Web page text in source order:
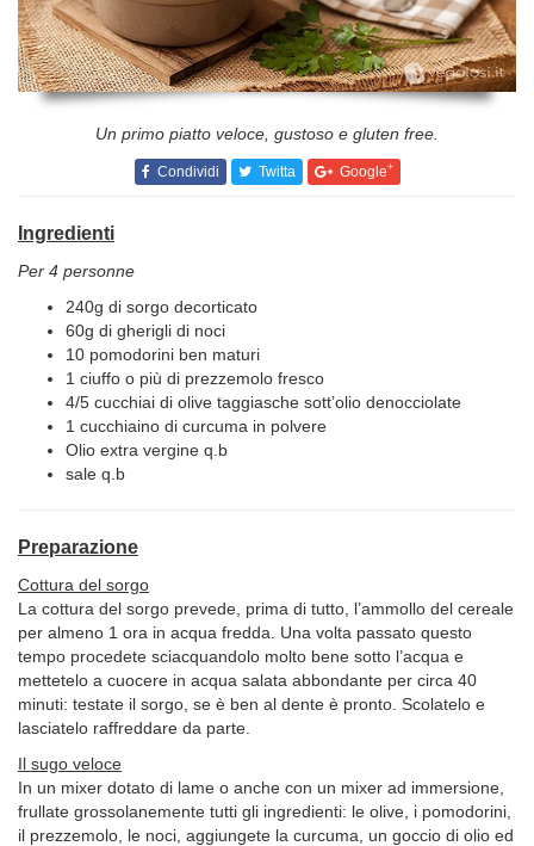
Un primo piatto veloce, gustoso e gluten free.
Condividi Twitta Google+
Ingredienti
Per 4 personne
240g di sorgo decorticato
60g di gherigli di noci
10 pomodorini ben maturi
1 ciuffo o più di prezzemolo fresco
4/5 cucchiai di olive taggiasche sott’olio denocciolate
1 cucchiaino di curcuma in polvere
Olio extra vergine q.b
sale q.b
Preparazione
Cottura del sorgo
La cottura del sorgo prevede, prima di tutto, l’ammollo del cereale
per almeno 1 ora in acqua fredda. Una volta passato questo
tempo procedete sciacquandolo molto bene sotto l’acqua e
mettetelo a cuocere in acqua salata abbondante per circa 40
minuti: testate il sorgo, se è ben al dente è pronto. Scolatelo e
lasciatelo raffreddare da parte.
Il sugo veloce
In un mixer dotato di lame o anche con un mixer ad immersione,
frullate grossolanemente tutti gli ingredienti: le olive, i pomodorini,
il prezzemolo, le noci, aggiungete la curcuma, un goccio di olio ed